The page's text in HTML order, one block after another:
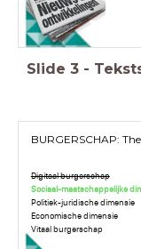
Slide 3 -
BURGERSCHAP:
Digitaal burgerschap
Sociaal-maatschappelijke
Politiek-juridische dimensie
Economische dimensie
Vitaal burgerschap